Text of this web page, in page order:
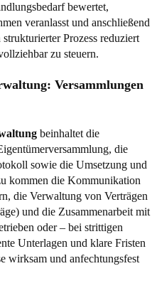
bewertet,
veranlasst und anschließend
Prozess reduziert
zu steuern.
Versammlungen
beinhaltet die
die
sowie die Umsetzung und
kommen die Kommunikation
die Verwaltung von Verträgen
und die Zusammenarbeit mit
oder – bei strittigen
Unterlagen und klare Fristen
wirksam und anfechtungsfest